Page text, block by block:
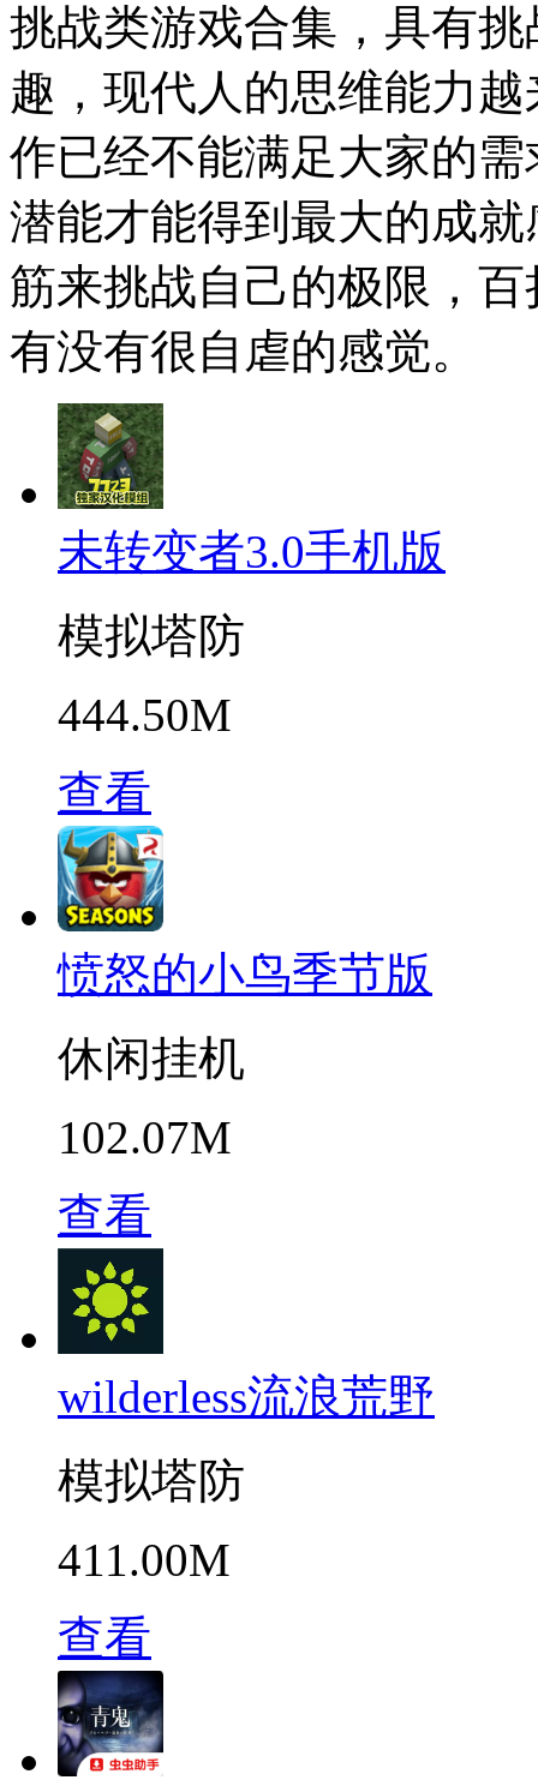
挑战类游戏合集，具有
趣，现代人的思维能力
作已经不能满足大家的
潜能才能得到最大的成
筋来挑战自己的极限，
有没有很自虐的感觉。
未转变者3.0手机版
模拟塔防
444.50M
查看
愤怒的小鸟季节版
休闲挂机
102.07M
查看
wilderless流浪荒野
模拟塔防
411.00M
查看